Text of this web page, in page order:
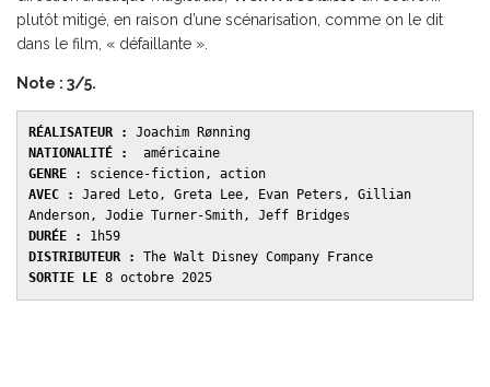
plutôt mitigé, en raison d’une scénarisation, comme on le dit
dans le film, « défaillante ».
Note : 3/5.
RÉALISATEUR :
Joachim Rønning
NATIONALITÉ :
  américaine
GENRE
: science-fiction, action
AVEC : Jared Leto, Greta Lee, Evan Peters, Gillian
Anderson, Jodie Turner-Smith, Jeff Bridges
DURÉE : 1h59
DISTRIBUTEUR : The Walt Disney Company France
SORTIE LE 8 octobre 2025